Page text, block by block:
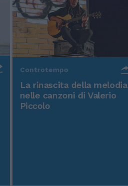
Controtempo
La rinascita della melodia
nelle canzoni di Valerio
Piccolo